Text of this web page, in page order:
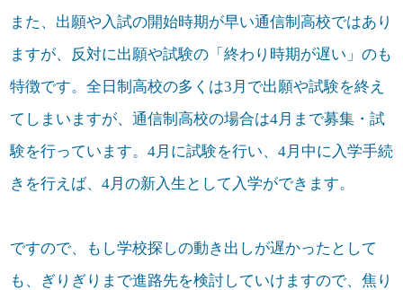
また、出願や入試の開始時期が早い通信制高校ではあり
ますが、反対に出願や試験の「終わり時期が遅い」のも
特徴です。全日制高校の多くは3月で出願や試験を終え
てしまいますが、通信制高校の場合は4月まで募集・試
験を行っています。4月に試験を行い、4月中に入学手続
きを行えば、4月の新入生として入学ができます。
ですので、もし学校探しの動き出しが遅かったとして
も、ぎりぎりまで進路先を検討していけますので、焦り